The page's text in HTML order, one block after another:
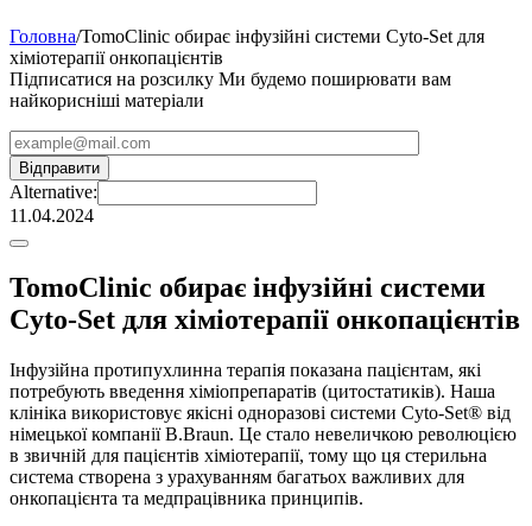
Головна/TomoClinic обирає інфузійні системи Cyto-Set для
хіміотерапії онкопацієнтів
Підписатися на розсилку Ми будемо поширювати вам
найкорисніші матеріали
Alternative:
11.04.2024
TomoClinic обирає інфузійні системи
Cyto-Set для хіміотерапії онкопацієнтів
Інфузійна протипухлинна терапія показана пацієнтам, які
потребують введення хіміопрепаратів (цитостатиків). Наша
клініка використовує якісні одноразові системи Cyto-Set® від
німецької компанії B.Braun. Це стало невеличкою революцією
в звичній для пацієнтів хіміотерапії, тому що ця стерильна
система створена з урахуванням багатьох важливих для
онкопацієнта та медпрацівника принципів.